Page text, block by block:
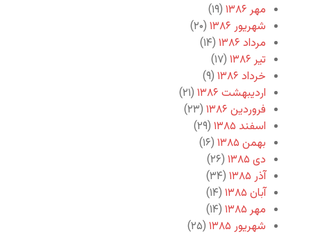
مهر ۱۳۸۶
(۱۹)
شهریور ۱۳۸۶
(۲۰)
مرداد ۱۳۸۶
(۱۴)
تیر ۱۳۸۶
(۱۷)
خرداد ۱۳۸۶
(۹)
اردیبهشت ۱۳۸۶
(۲۱)
فروردین ۱۳۸۶
(۲۳)
اسفند ۱۳۸۵
(۲۹)
بهمن ۱۳۸۵
(۱۶)
دی ۱۳۸۵
(۲۶)
آذر ۱۳۸۵
(۳۴)
آبان ۱۳۸۵
(۱۴)
مهر ۱۳۸۵
(۱۴)
شهریور ۱۳۸۵
(۲۵)